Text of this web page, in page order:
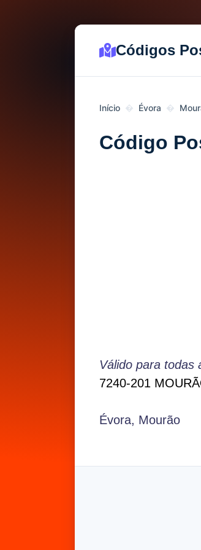
Códigos
Início Évora
Código
Válido para todas
7240-201
Évora, Mourão